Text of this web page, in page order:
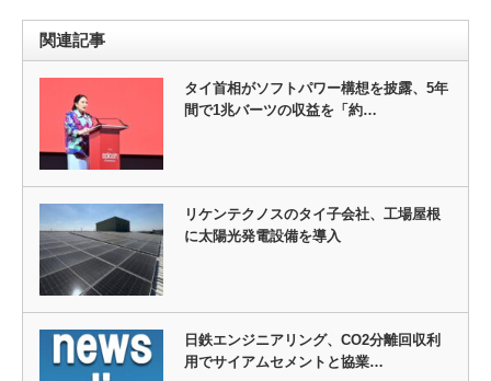
関連記事
タイ首相がソフトパワー構想を披露、5年
間で1兆バーツの収益を「約…
リケンテクノスのタイ子会社、工場屋根
に太陽光発電設備を導入
日鉄エンジニアリング、CO2分離回収利
用でサイアムセメントと協業…